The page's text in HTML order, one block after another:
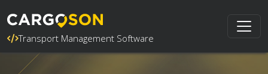
Transport Management Software